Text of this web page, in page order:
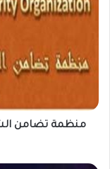
تضامن
مؤتمرها
19
أكتوبر